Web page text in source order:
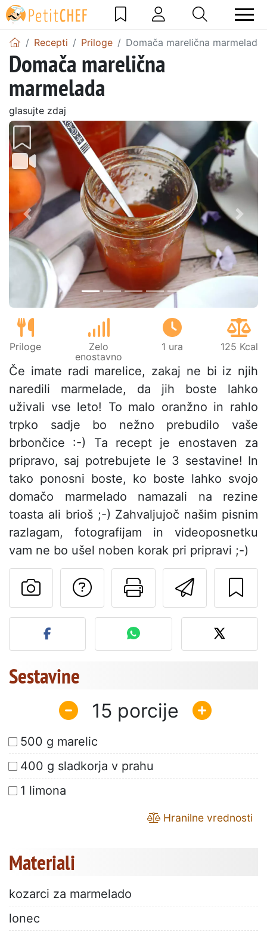
Recepti Priloge Domača marelična marmelada
Domača marelična
marmelada
glasujte zdaj
Prejšnji
Priloge
Zelo
enostavno
1 ura 125 Kcal
Če imate radi marelice, zakaj ne bi iz njih
naredili marmelade, da jih boste lahko
uživali vse leto! To malo oranžno in rahlo
trpko sadje bo nežno prebudilo vaše
brbončice :-) Ta recept je enostaven za
pripravo, saj potrebujete le 3 sestavine! In
tako ponosni boste, ko boste lahko svojo
domačo marmelado namazali na rezine
toasta ali brioš ;-) Zahvaljujoč našim pisnim
razlagam, fotografijam in videoposnetku
vam ne bo ušel noben korak pri pripravi ;-)
Pošlji
Natisni to
Postavite
Objavite svojo fotografijo
Sestavine
15
500 g marelic
400 g sladkorja v prahu
1 limona
Hranilne vrednosti
Materiali
kozarci za marmelado
lonec